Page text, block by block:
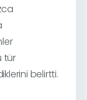
tür
belirtti.